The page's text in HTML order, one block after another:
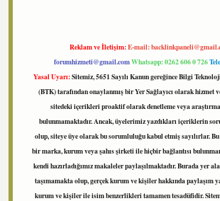
Reklam ve İletişim:E-mail:
forumhizmeti@gmail.comWhatsapp: 0262 606 0 726
Yasal Uyarı:Sitemiz, 5651 Sayılı Kanun gereğince Bilgi
(BTK) tarafından onaylanmış bir Yer Sağlayıcı olarak hizmet
sitedeki içerikleri proaktif olarak denetleme veya
bulunmamaktadır. Ancak, üyelerimiz yazdıkları içeriklerin
olup, siteye üye olarak bu sorumluluğu kabul etmiş sayılırlar.
bir marka, kurum veya şahıs şirketi ile hiçbir bağlantısı
kendi hazırladığımız makaleler paylaşılmaktadır. Burada yer
taşımamakta olup, gerçek kurum ve kişiler hakkında paylaşım
kurum ve kişiler ile isim benzerlikleri tamamen tesadüfidir.